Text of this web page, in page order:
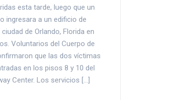
esta tarde, luego que un
ingresara a un edificio de
de Orlando, Florida en
Voluntarios del Cuerpo de
que las dos víctimas
en los pisos 8 y 10 del
Center. Los servicios […]